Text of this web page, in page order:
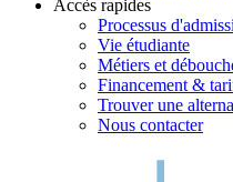
Accès rapides
Processus
Vie étudiante
Métiers et
Financement &
Trouver une
Nous contacter